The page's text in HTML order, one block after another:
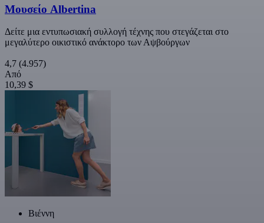
Μουσείο Albertina
Δείτε μια εντυπωσιακή συλλογή τέχνης που στεγάζεται στο
μεγαλύτερο οικιστικό ανάκτορο των Αψβούργων
4,7 (4.957)
Από
10,39 $
Βιέννη